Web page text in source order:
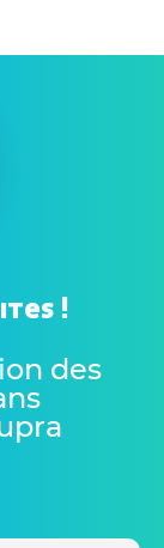
!
des